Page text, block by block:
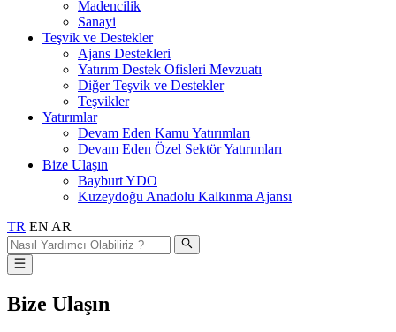
Madencilik
Sanayi
Teşvik ve Destekler
Ajans Destekleri
Yatırım Destek Ofisleri Mevzuatı
Diğer Teşvik ve Destekler
Teşvikler
Yatırımlar
Devam Eden Kamu Yatırımları
Devam Eden Özel Sektör Yatırımları
Bize Ulaşın
Bayburt YDO
Kuzeydoğu Anadolu Kalkınma Ajansı
TR EN AR
Bize Ulaşın